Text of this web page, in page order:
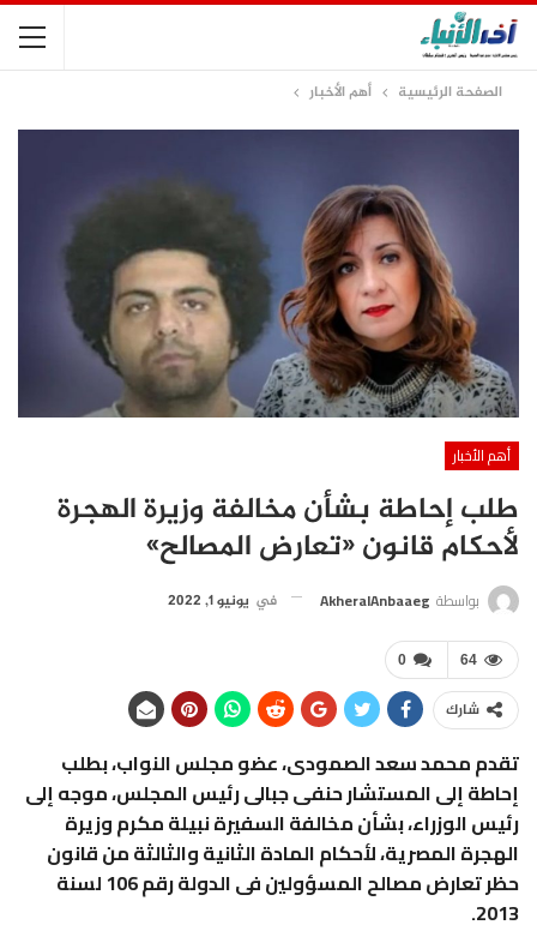
الصفحة الرئيسية أهم الأخبار
أهم الأخبار
طلب إحاطة بشأن مخالفة وزيرة الهجرة
لأحكام قانون «تعارض المصالح»
بواسطة AkheralAnbaaeg في يونيو 1, 2022
0 64
شارك
تقدم محمد سعد الصمودى، عضو مجلس النواب، بطلب
إحاطة إلى المستشار حنفى جبالى رئيس المجلس، موجه إلى
رئيس الوزراء، بشأن مخالفة السفيرة نبيلة مكرم وزيرة
الهجرة المصرية، لأحكام المادة الثانية والثالثة من قانون
حظر تعارض مصالح المسؤولين فى الدولة رقم 106 لسنة
2013.